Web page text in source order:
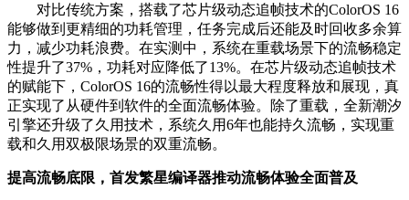
对比传统方案，搭载了芯片级动态追帧技术的ColorOS 16
能够做到更精细的功耗管理，任务完成后还能及时回收多余算
力，减少功耗浪费。在实测中，系统在重载场景下的流畅稳定
性提升了37%，功耗对应降低了13%。在芯片级动态追帧技术
的赋能下，ColorOS 16的流畅性得以最大程度释放和展现，真
正实现了从硬件到软件的全面流畅体验。除了重载，全新潮汐
引擎还升级了久用技术，系统久用6年也能持久流畅，实现重
载和久用双极限场景的双重流畅。
提高流畅底限，首发繁星编译器推动流畅体验全面普及